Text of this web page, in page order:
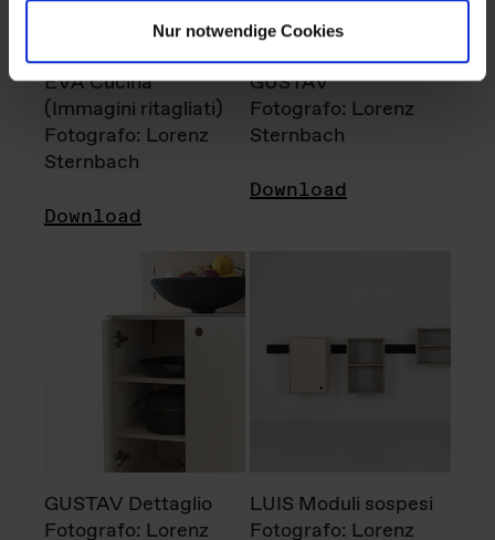
Nur notwendige Cookies
EVA Cucina
(Immagini ritagliati)
Fotografo: Lorenz
Sternbach
Download
GUSTAV
Fotografo: Lorenz
Sternbach
Download
GUSTAV Dettaglio
Fotografo: Lorenz
LUIS Moduli sospesi
Fotografo: Lorenz